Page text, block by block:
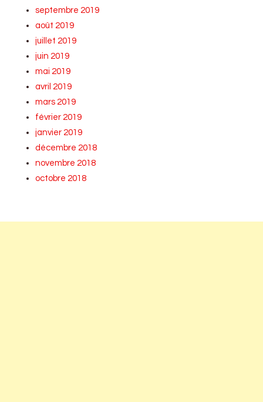
septembre 2019
août 2019
juillet 2019
juin 2019
mai 2019
avril 2019
mars 2019
février 2019
janvier 2019
décembre 2018
novembre 2018
octobre 2018